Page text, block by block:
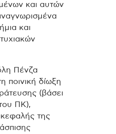
και αυτών
και
Πένζα
ποινική δίωξη
(βάσει
ΠΚ),
της